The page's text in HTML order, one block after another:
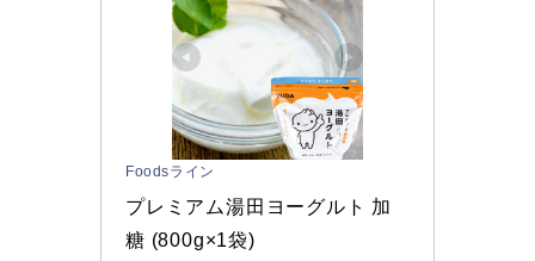
Foodsライン
プレミアム湯田ヨーグルト 加
糖 (800g×1袋)